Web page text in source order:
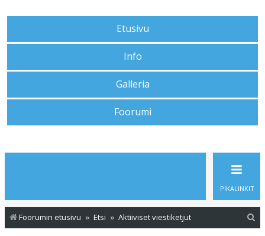
Etusivu
Info
Galleria
Foorumi
PIKALINKIT
Foorumin etusivu Etsi Aktiiviset viestiketjut